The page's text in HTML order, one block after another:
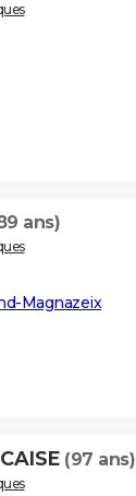
ans)
Magnazeix
(97 ans)